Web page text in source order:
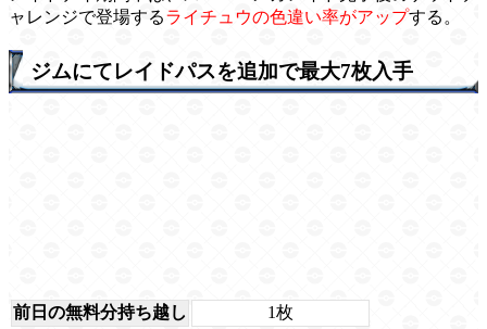
ャレンジで登場するライチュウの色違い率がアップする。
ジムにてレイドパスを追加で最大7枚入手
前日の無料分持ち越し
1枚